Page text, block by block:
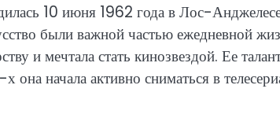
10 июня 1962 года в Лос-
были важной частью ежедневной
и мечтала стать кинозвездой. Ее
она начала активно сниматься в